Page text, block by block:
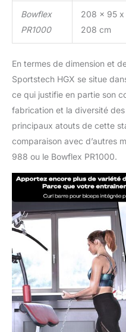
Bowflex
PR1000
208 x 95 x
208 cm
En termes de dimension et
Sportstech HGX se situe
ce qui justifie en partie son
fabrication et la diversité
principaux atouts de cette
comparaison avec d’autres
988 ou le Bowflex PR1000.